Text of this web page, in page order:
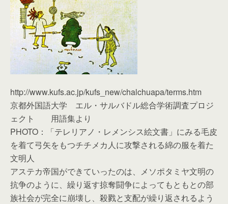
http://www.kufs.ac.jp/kufs_new/chalchuapa/terms.htm
京都外国語大学 エル・サルバドル総合学術調査プロジ
ェクト 用語集より
PHOTO：「テレリアノ・レメンシス絵文書」にみる毛皮
を着て弓矢をもつチチメカ人に攻撃される綿の服を着た
文明人
アステカ帝国ができていったのは、メソポタミヤ文明の
抗争のように、繰り返す掠奪闘争によってもともとの部
族社会が完全に崩壊し、殺戮と支配が繰り返されるよう